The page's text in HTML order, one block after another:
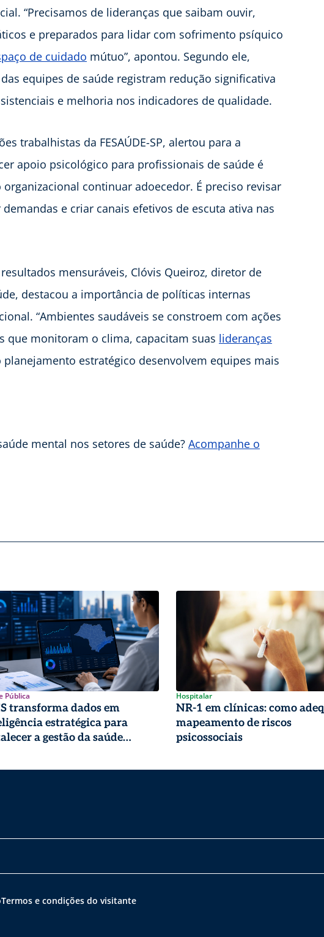
“Precisamos de lideranças que saibam ouvir,
e preparados para lidar com sofrimento psíquico
de cuidado mútuo”, apontou. Segundo ele,
equipes de saúde registram redução significativa
e melhoria nos indicadores de qualidade.
trabalhistas da FESAÚDE-SP, alertou para a
apoio psicológico para profissionais de saúde é
continuar adoecedor. É preciso revisar
e criar canais efetivos de escuta ativa nas
mensuráveis, Clóvis Queiroz, diretor de
destacou a importância de políticas internas
“Ambientes saudáveis se constroem com ações
que monitoram o clima, capacitam suas lideranças
estratégico desenvolvem equipes mais
mental nos setores de saúde? Acompanhe o
Pública
transforma dados em
estratégica para
a gestão da saúde
Hospitalar
NR-1 em clínicas: como
mapeamento de riscos
psicossociais
Termos e condições do visitante